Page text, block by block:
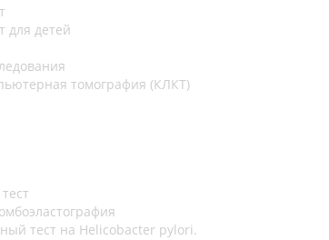
для детей
томография (КЛКТ)
тест на Helicobacter pylori.